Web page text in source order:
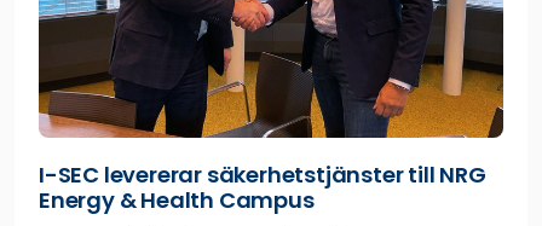
I-SEC levererar säkerhetstjänster till NRG
Energy & Health Campus